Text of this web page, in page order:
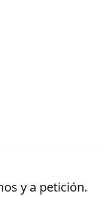
y a petición.